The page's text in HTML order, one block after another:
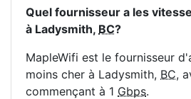
Quel fournisseur a les
à Ladysmith, BC?
MapleWifi est le fournisseur
moins cher à Ladysmith, BC,
commençant à 1 Gbps.